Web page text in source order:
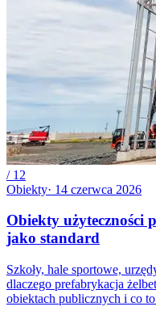
/ 12
Obiekty· 14 czerwca 2026
Obiekty użyteczności
jako standard
Szkoły, hale sportowe,
dlaczego prefabrykacja
obiektach publicznych i co